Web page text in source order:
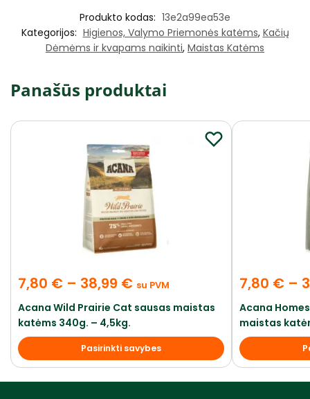
Produkto kodas: 13e2a99ea53e
Kategorijos: Higienos, Valymo Priemonės katėms, Kačių
Dėmėms ir kvapams naikinti, Maistas Katėms
Panašūs produktai
7,80 € – 38,99 € su PVM
Acana Wild Prairie Cat sausas maistas
katėms 340g. – 4,5kg.
Pasirinkti savybes
7,80 € –
Acana
maistas